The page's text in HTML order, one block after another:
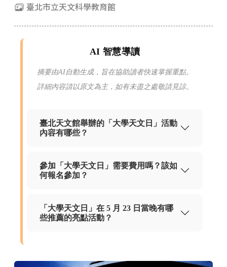
臺北市立天文科學教育館
AI 智慧導讀
摘要由AI自動生成，旨在協助讀者快速掌握重點。
詳細內容請以原文為主，如有未盡之處敬請見諒。
臺北天文館舉辦的「大學天文日」活動
內容有哪些？
參加「大學天文日」需要費用嗎？該如
何報名參加？
「大學天文日」在 5 月 23 日當晚有哪
些推薦的亮點活動？